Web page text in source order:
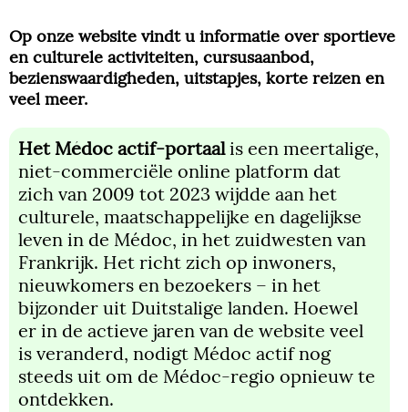
Op onze website vindt u informatie over sportieve
en culturele activiteiten, cursusaanbod,
bezienswaardigheden, uitstapjes, korte reizen en
veel meer.
Het Médoc actif-portaalis een meertalige,
niet-commerciële online platform dat
zich van 2009 tot 2023 wijdde aan het
culturele, maatschappelijke en dagelijkse
leven in de Médoc, in het zuidwesten van
Frankrijk. Het richt zich op inwoners,
nieuwkomers en bezoekers – in het
bijzonder uit Duitstalige landen. Hoewel
er in de actieve jaren van de website veel
is veranderd, nodigt Médoc actif nog
steeds uit om de Médoc-regio opnieuw te
ontdekken.